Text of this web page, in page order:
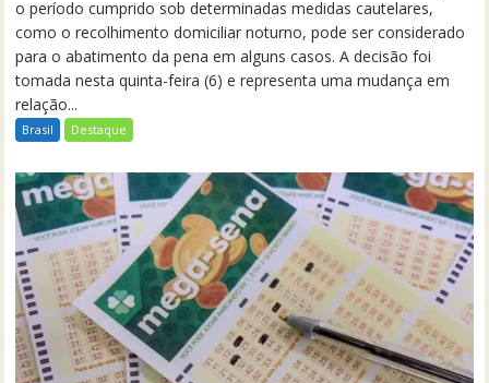
o período cumprido sob determinadas medidas cautelares,
como o recolhimento domiciliar noturno, pode ser considerado
para o abatimento da pena em alguns casos. A decisão foi
tomada nesta quinta-feira (6) e representa uma mudança em
relação...
Brasil Destaque